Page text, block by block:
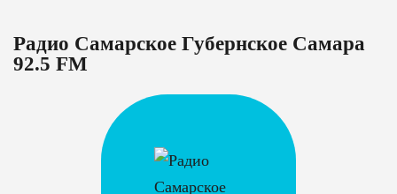
Радио Самарское Губернское Самара
92.5 FM